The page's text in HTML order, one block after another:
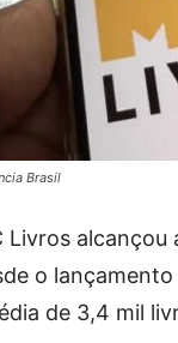
Brasil
Livros
o
de 3,4 mil